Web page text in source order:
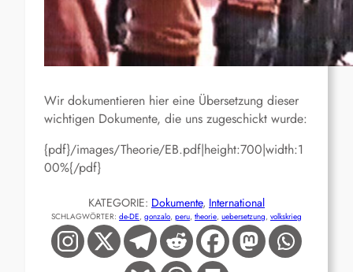
Wir dokumentieren hier eine Übersetzung dieser
wichtigen Dokumente, die uns zugeschickt wurde:
{pdf}/images/Theorie/EB.pdf|height:700|width:1
00%{/pdf}
KATEGORIE: Dokumente, International
SCHLAGWÖRTER: de-DE, gonzalo, peru, theorie, uebersetzung, volkskrieg